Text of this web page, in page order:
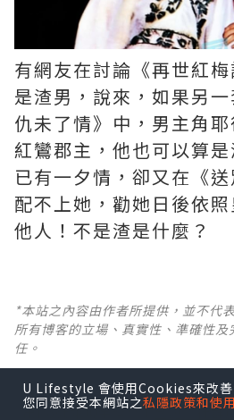
有網友在討論《再世紅
是渣男，說來，如果另
仇未了情》中，男主角
紅鸞郡主，他也可以算
已有一夕情，卻又在《
配不上她，勸她日後依
他人！不是渣是什麼？ ​​​
*本站之內容由作者所提供，並不代
所有博客的立場、真實性、準確性
任。
【 U Creator 招募 】
出Post賺現金獎賞 l登記《社群
U Lifestyle 會使用Cookies來改善
您同意接受本網站之私隱政策和使